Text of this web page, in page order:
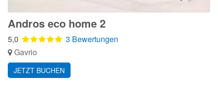
Andros eco home 2
5,0
3 Bewertungen
Gavrio
JETZT BUCHEN